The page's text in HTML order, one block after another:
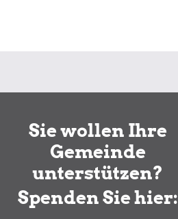
Sie wollen Ihre
Gemeinde
unterstützen?
Spenden Sie hier: